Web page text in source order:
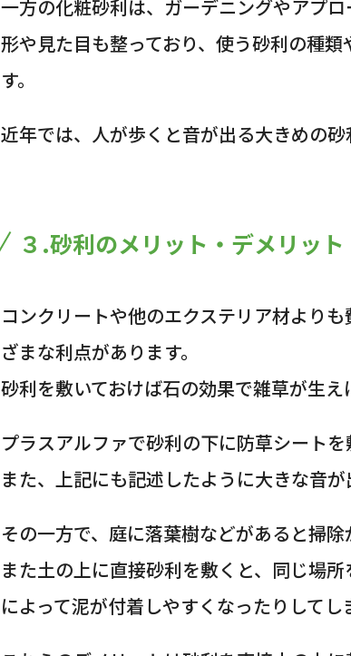
一方の化粧砂利は、ガーデニングやアプ
形や見た目も整っており、使う砂利の種
す。
近年では、人が歩くと音が出る大きめの
３.砂利のメリット・デメリット
コンクリートや他のエクステリア材より
ざまな利点があります。
砂利を敷いておけば石の効果で雑草が生え
プラスアルファで砂利の下に防草シート
また、上記にも記述したように大きな音
その一方で、庭に落葉樹などがあると掃除
また土の上に直接砂利を敷くと、同じ場
によって泥が付着しやすくなったりしてし